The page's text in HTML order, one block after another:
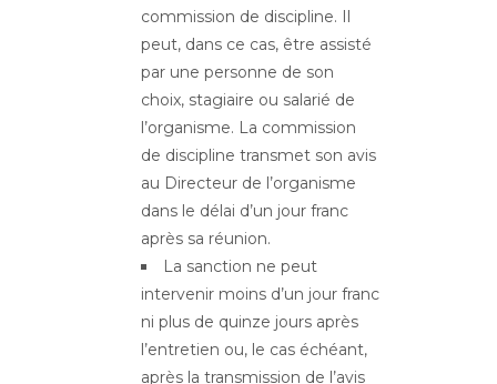
commission de discipline. Il
peut, dans ce cas, être assisté
par une personne de son
choix, stagiaire ou salarié de
l’organisme. La commission
de discipline transmet son avis
au Directeur de l’organisme
dans le délai d’un jour franc
après sa réunion.
La sanction ne peut
intervenir moins d’un jour franc
ni plus de quinze jours après
l’entretien ou, le cas échéant,
après la transmission de l’avis